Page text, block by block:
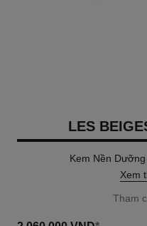
LES
Kem Nền
Xem
Tham